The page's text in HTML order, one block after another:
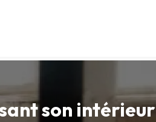
son intérieur